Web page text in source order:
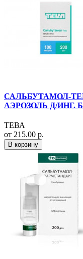
САЛЬБУТАМОЛ-
АЭРОЗОЛЬ Д/ИНГ.
ТЕВА
от 215.00 р.
В корзину